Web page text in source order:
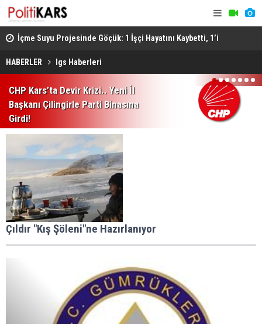
İçme Suyu Projesinde Göçük: 1 İşçi Hayatını Kaybetti, 1’i
Ağır Yaralı
HABERLER lgs Haberleri
CHP Kars’ta Devir Krizi.. Yeni İl
Başkanı Çilingirle Parti Binasına
Girdi!
1 2 3 4 5 6 7
Çıldır "Kış Şöleni"ne Hazırlanıyor